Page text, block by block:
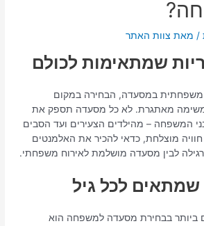
/ מאת צוות האתר
שמתאימות לכולם
משפחתית במסעדה, הבחירה במקום
משימה מאתגרת. לא כל מסעדה תספק את
המשפחה – מהילדים הצעירים ועד הסבים
מוצלחת, כדאי להכיר את האלמנטים
לבין מסעדה מושלמת לאירוח משפחתי.
שמתאים לכל גיל
ביותר בבחירת מסעדה למשפחה הוא